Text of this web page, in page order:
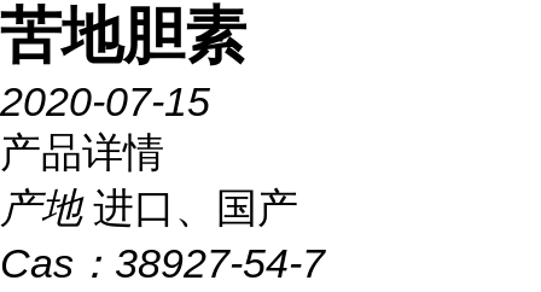
苦地胆素
2020-07-15
产品详情
产地 进口、国产
Cas： 38927-54-7